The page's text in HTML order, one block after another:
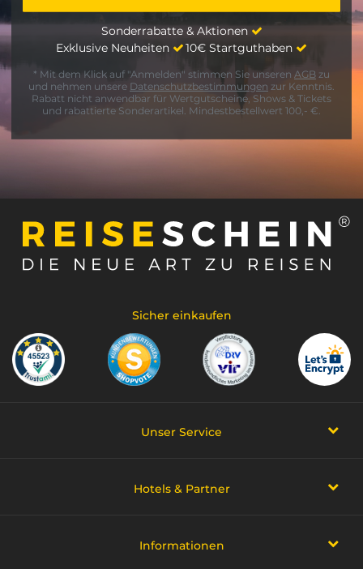
Sonderrabatte & Aktionen
Exklusive Neuheiten
10€ Startguthaben
* Mit dem Klick auf "Anmelden" stimmen Sie unseren AGB zu
und nehmen unsere Datenschutzbestimmungen zur Kenntnis.
Rabatt nicht anwendbar für Wertgutscheine, Shows & Tickets
und rabattierte Sonderartikel. Mindestbestellwert 100,- €.
Sicher einkaufen
Unser Service
Hotels & Partner
Informationen